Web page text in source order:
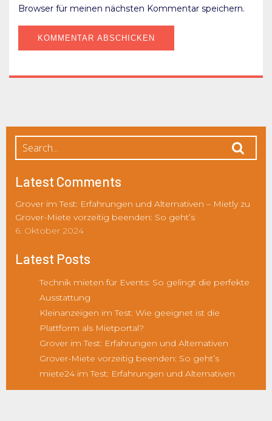
Browser für meinen nächsten Kommentar speichern.
Latest Comments
Grover im Test: Erfahrungen und Alternativen – Mietlyzu
Grover-Miete vorzeitig beenden: So geht’s
6. Oktober 2024
Latest Posts
Technik mieten für Events: So gelingt die perfekte
Ausstattung
Kleinanzeigen im Test: Wie geeignet ist die
Plattform als Mietportal?
Grover im Test: Erfahrungen und Alternativen
Grover-Miete vorzeitig beenden: So geht’s
miete24 im Test: Erfahrungen und Alternativen